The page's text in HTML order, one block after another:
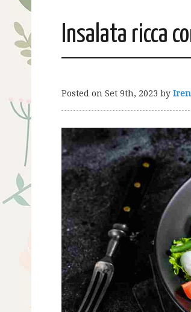
Insalata ricca
Posted on Set 9th, 2023 by